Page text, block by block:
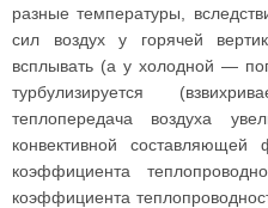
разные температуры,
сил воздух у горячей
всплывать (а у холодной —
турбулизируется
теплопередача воздуха
конвективной
коэффициента
коэффициента